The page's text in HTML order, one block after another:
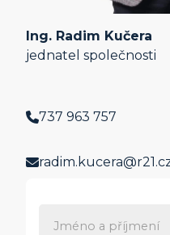
Ing. Radim Kučera
jednatel společnosti
737 963 757
Jméno a příjmení